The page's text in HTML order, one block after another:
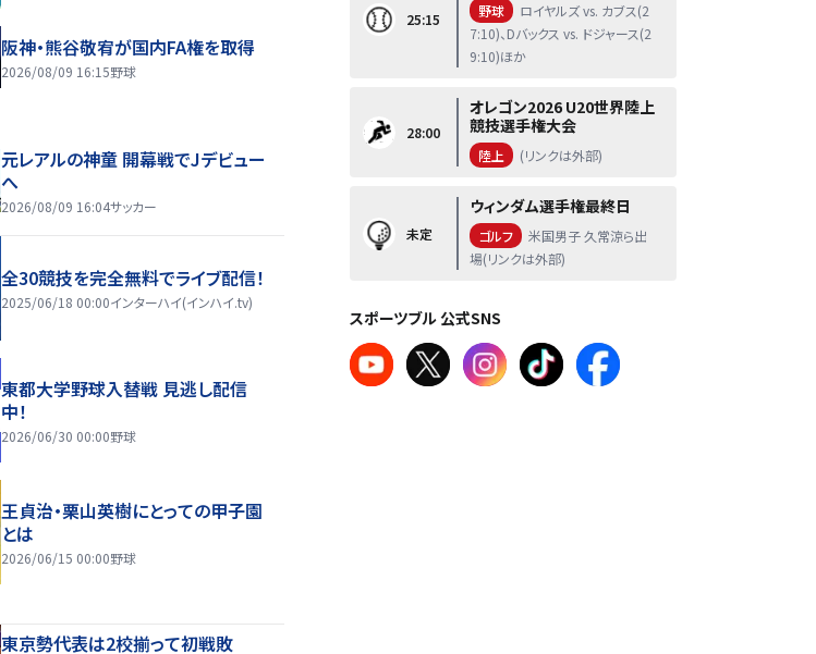
阪神・熊谷敬宥が国内FA権を取得
2026/08/09 16:15野球
元レアルの神童 開幕戦でJデビュー
へ
2026/08/09 16:04サッカー
全30競技を完全無料でライブ配信！
2025/06/18 00:00インターハイ(インハイ.tv)
東都大学野球入替戦 見逃し配信
中！
2026/06/30 00:00野球
王貞治・栗山英樹にとっての甲子園
とは
2026/06/15 00:00野球
東京勢代表は2校揃って初戦敗
25:15 野球
ロイヤルズ vs. カブス(2
7:10)、Dバックス vs. ドジャース(2
9:10)ほか
28:00
オレゴン2026 U20世界陸上
競技選手権大会
陸上 (リンクは外部)
未定
ウィンダム選手権最終日
ゴルフ
米国男子 久常涼ら出
場(リンクは外部)
スポーツブル 公式SNS